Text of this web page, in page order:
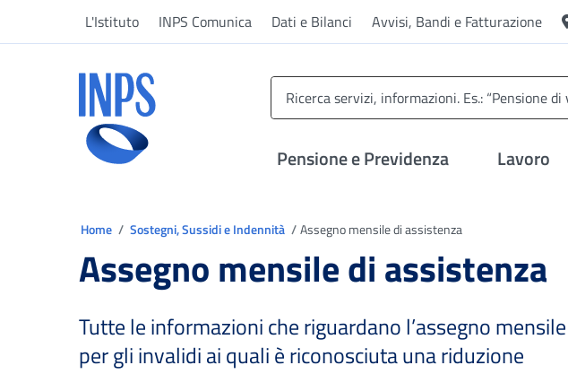
L'Istituto INPS Comunica Dati e Bilanci Avvisi, Bandi e Fatturazione
Pensione e Previdenza Lavoro
Home Sostegni, Sussidi e Indennità Assegno mensile di assistenza
Assegno mensile di assistenza
Tutte le informazioni che riguardano l’assegno mensile
per gli invalidi ai quali è riconosciuta una riduzione